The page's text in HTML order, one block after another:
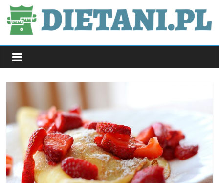
Skip
to
content
dietani.pl